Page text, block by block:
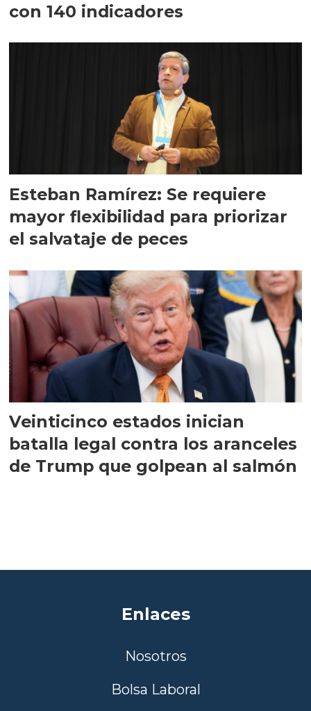
con 140 indicadores
Esteban Ramírez: Se requiere
mayor flexibilidad para priorizar
el salvataje de peces
Veinticinco estados inician
batalla legal contra los aranceles
de Trump que golpean al salmón
Enlaces
Nosotros
Bolsa Laboral